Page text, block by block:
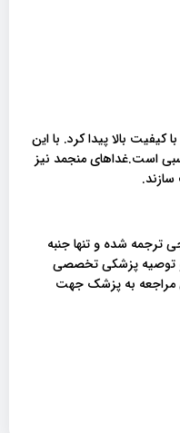
بالا پیدا کرد. با این
است.غداهای منجمد نیز
ترجمه شده و تنها جنبه
توصیه پزشکی تخصصی
مراجعه به پزشک جهت